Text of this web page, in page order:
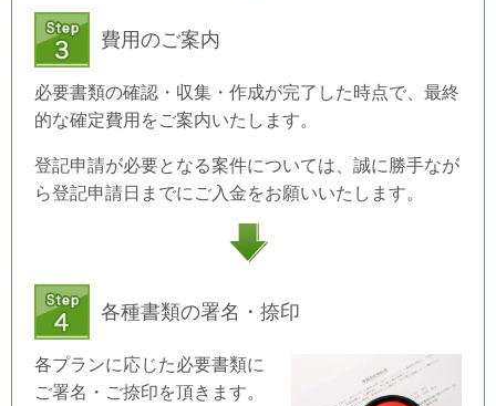
費用のご案内
必要書類の確認・収集・作成が完了した時点で、最終
的な確定費用をご案内いたします。
登記申請が必要となる案件については、誠に勝手なが
ら登記申請日までにご入金をお願いいたします。
各種書類の署名・捺印
各プランに応じた必要書類に
ご署名・ご捺印を頂きます。